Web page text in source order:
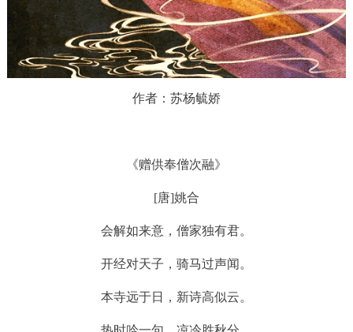
作者：苏杨毓娇
《赠供奉僧次融》
[唐]姚合
会解如来意，僧家独有君。
开经对天子，骑马过声闻。
本寺远于日，新诗高似云。